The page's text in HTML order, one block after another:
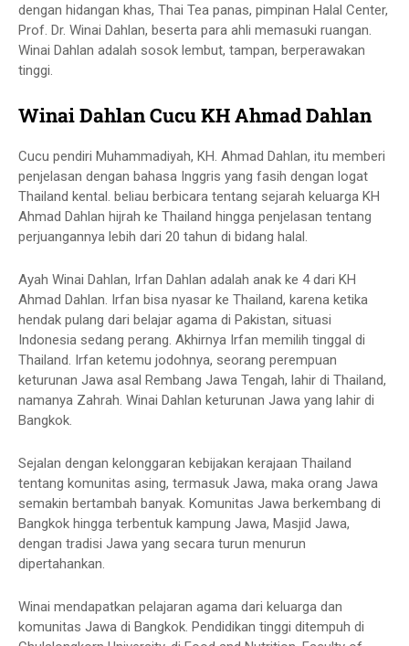
dengan hidangan khas, Thai Tea panas, pimpinan Halal Center,
Prof. Dr. Winai Dahlan, beserta para ahli memasuki ruangan.
Winai Dahlan adalah sosok lembut, tampan, berperawakan
tinggi.
Winai Dahlan Cucu KH Ahmad Dahlan
Cucu pendiri Muhammadiyah, KH. Ahmad Dahlan, itu memberi
penjelasan dengan bahasa Inggris yang fasih dengan logat
Thailand kental. beliau berbicara tentang sejarah keluarga KH
Ahmad Dahlan hijrah ke Thailand hingga penjelasan tentang
perjuangannya lebih dari 20 tahun di bidang halal.
Ayah Winai Dahlan, Irfan Dahlan adalah anak ke 4 dari KH
Ahmad Dahlan. Irfan bisa nyasar ke Thailand, karena ketika
hendak pulang dari belajar agama di Pakistan, situasi
Indonesia sedang perang. Akhirnya Irfan memilih tinggal di
Thailand. Irfan ketemu jodohnya, seorang perempuan
keturunan Jawa asal Rembang Jawa Tengah, lahir di Thailand,
namanya Zahrah. Winai Dahlan keturunan Jawa yang lahir di
Bangkok.
Sejalan dengan kelonggaran kebijakan kerajaan Thailand
tentang komunitas asing, termasuk Jawa, maka orang Jawa
semakin bertambah banyak. Komunitas Jawa berkembang di
Bangkok hingga terbentuk kampung Jawa, Masjid Jawa,
dengan tradisi Jawa yang secara turun menurun
dipertahankan.
Winai mendapatkan pelajaran agama dari keluarga dan
komunitas Jawa di Bangkok. Pendidikan tinggi ditempuh di